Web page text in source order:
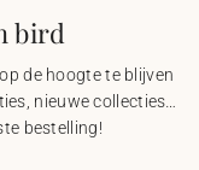
bird
de hoogte te blijven
nieuwe collecties…
bestelling!